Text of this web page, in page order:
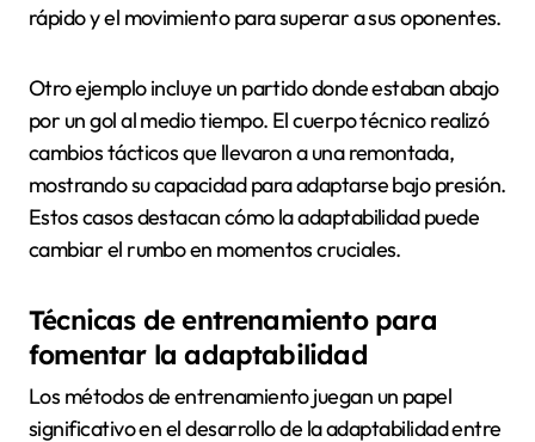
rápido y el movimiento para superar a sus oponentes.
Otro ejemplo incluye un partido donde estaban abajo
por un gol al medio tiempo. El cuerpo técnico realizó
cambios tácticos que llevaron a una remontada,
mostrando su capacidad para adaptarse bajo presión.
Estos casos destacan cómo la adaptabilidad puede
cambiar el rumbo en momentos cruciales.
Técnicas de entrenamiento para
fomentar la adaptabilidad
Los métodos de entrenamiento juegan un papel
significativo en el desarrollo de la adaptabilidad entre